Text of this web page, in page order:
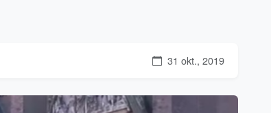
31 okt., 2019